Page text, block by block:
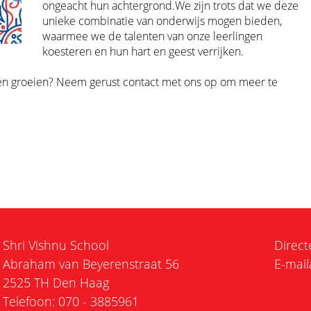
ongeacht hun achtergrond.We zijn trots dat we deze
unieke combinatie van onderwijs mogen bieden,
waarmee we de talenten van onze leerlingen
koesteren en hun hart en geest verrijken.
groeien? Neem gerust contact met ons op om meer te
Shri Vishnu School
Abraham van Beyerenstraat 56
2525 TH Den Haag
Telefoon: 070 - 3885961
E-